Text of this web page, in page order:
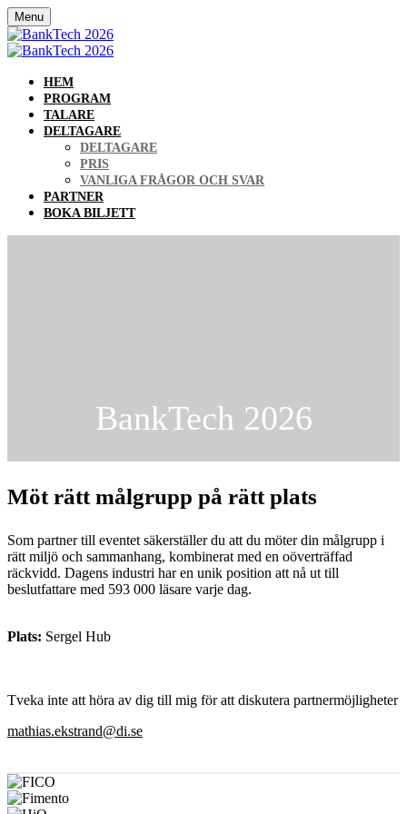
Menu
HEM
PROGRAM
TALARE
DELTAGARE
DELTAGARE
PRIS
VANLIGA FRÅGOR OCH SVAR
PARTNER
BOKA BILJETT
BankTech 2026
Möt rätt målgrupp på rätt plats
Som partner till eventet säkerställer du att du möter din målgrupp i
rätt miljö och sammanhang, kombinerat med en oöverträffad
räckvidd. Dagens industri har en unik position att nå ut till
beslutfattare med 593 000 läsare varje dag.
Plats: Sergel Hub
Tveka inte att höra av dig till mig för att diskutera partnermöjligheter
mathias.ekstrand@di.se